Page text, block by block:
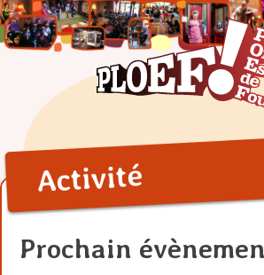
Skip
to
content
PLOEF!
Activité
Prochain